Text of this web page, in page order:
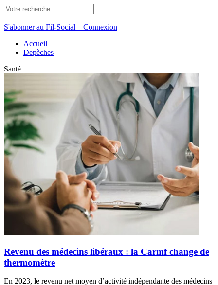
S'abonner au Fil-Social Connexion
Accueil
Depèches
Santé
Revenu des médecins libéraux : la Carmf change de
thermomètre
En 2023, le revenu net moyen d’activité indépendante des médecins